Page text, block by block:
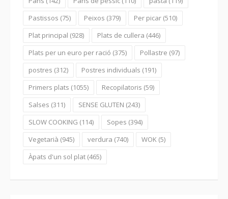
Pastissos (75) Peixos (379) Per picar (510)
Plat principal (928) Plats de cullera (446)
Plats per un euro per ració (375) Pollastre (97)
postres (312) Postres individuals (191)
Primers plats (1055) Recopilatoris (59)
Salses (311) SENSE GLUTEN (243)
SLOW COOKING (114) Sopes (394)
Vegetarià (945) verdura (740) WOK (5)
Àpats d'un sol plat (465)